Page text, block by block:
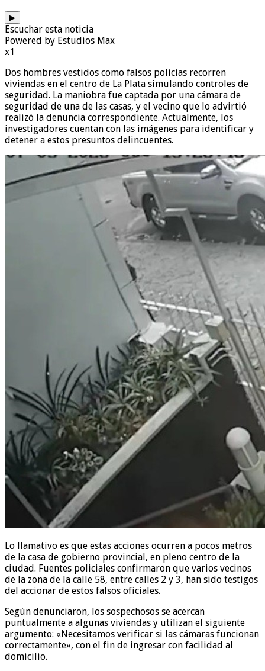
▶
Escuchar esta noticia
Powered by Estudios Max
x1
Dos hombres vestidos como falsos policías recorren
viviendas en el centro de La Plata simulando controles de
seguridad. La maniobra fue captada por una cámara de
seguridad de una de las casas, y el vecino que lo advirtió
realizó la denuncia correspondiente. Actualmente, los
investigadores cuentan con las imágenes para identificar y
detener a estos presuntos delincuentes.
Lo llamativo es que estas acciones ocurren a pocos metros
de la casa de gobierno provincial, en pleno centro de la
ciudad. Fuentes policiales confirmaron que varios vecinos
de la zona de la calle 58, entre calles 2 y 3, han sido testigos
del accionar de estos falsos oficiales.
Según denunciaron, los sospechosos se acercan
puntualmente a algunas viviendas y utilizan el siguiente
argumento: «Necesitamos verificar si las cámaras funcionan
correctamente», con el fin de ingresar con facilidad al
domicilio.